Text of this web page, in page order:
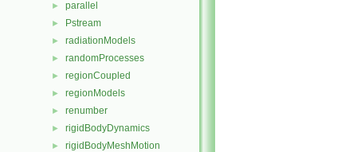
► parallel
► Pstream
► radiationModels
► randomProcesses
► regionCoupled
► regionModels
► renumber
► rigidBodyDynamics
► rigidBodyMeshMotion